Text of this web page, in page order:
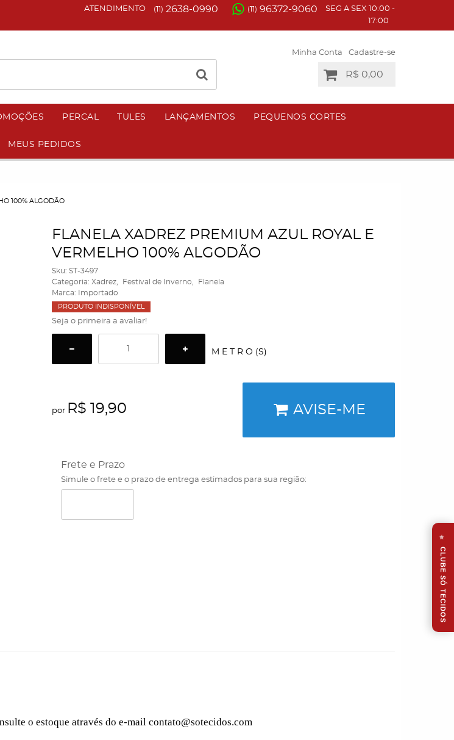
ATENDIMENTO (11) 2638-0990 (11) 96372-9060
SEG A SEX 10:00 -
17:00
Minha Conta Cadastre-se
R$ 0,00
PERCAL TULES LANÇAMENTOS PEQUENOS CORTES
MEUS PEDIDOS
100% ALGODÃO
FLANELA XADREZ PREMIUM AZUL ROYAL E
VERMELHO 100% ALGODÃO
Sku: ST-3497
Categoria: Xadrez Festival de Inverno
Flanela
Marca:
Importado
PRODUTO INDISPONÍVEL
Seja o primeira a avaliar!
M E T R O (S)
por R$ 19,90 AVISE-ME
Frete e Prazo
Simule o frete e o prazo de entrega estimados para sua região:
o estoque através do e-mail contato@sotecidos.com
⭐
CLUBE SÓ TECIDOS